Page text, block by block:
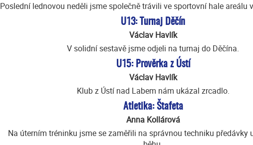
Poslední lednovou neděli jsme společně trávili ve sportovní hale areálu
U13: Turnaj Děčín
Václav Havlík
V solidní sestavě jsme odjeli na turnaj do Děčína.
U15: Prověrka z Ústí
Václav Havlík
Klub z Ústí nad Labem nám ukázal zrcadlo.
Atletika: Štafeta
Anna Kollárová
Na úterním tréninku jsme se zaměřili na správnou techniku předávky